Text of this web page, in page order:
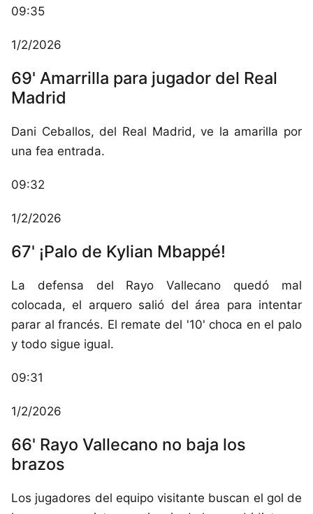
09:35
1/2/2026
69' Amarrilla para jugador del Real
Madrid
Dani Ceballos, del Real Madrid, ve la amarilla por
una fea entrada.
09:32
1/2/2026
67' ¡Palo de Kylian Mbappé!
La defensa del Rayo Vallecano quedó mal
colocada, el arquero salió del área para intentar
parar al francés. El remate del '10' choca en el palo
y todo sigue igual.
09:31
1/2/2026
66' Rayo Vallecano no baja los
brazos
Los jugadores del equipo visitante buscan el gol de